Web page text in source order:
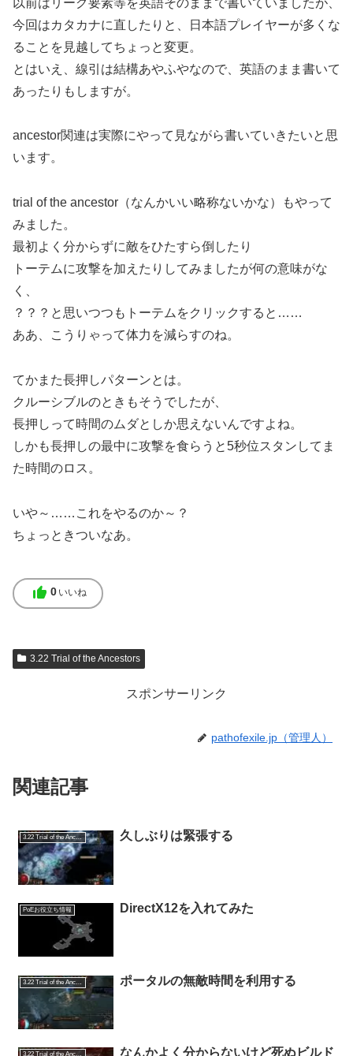
今回はカタカナに直したりと、日本語プレイヤーが多くな
ることを見越してちょっと変更。
とはいえ、線引は結構あやふやなので、英語のまま書いて
あったりもしますが。
ancestor関連は実際にやって見ながら書いていきたいと思
います。
trial of the ancestor（なんかいい略称ないかな）もやって
みました。
最初よく分からずに敵をひたすら倒したり
トーテムに攻撃を加えたりしてみましたが何の意味がな
く、
？？？と思いつつもトーテムをクリックすると……
ああ、こうりゃって体力を減らすのね。
てかまた長押しパターンとは。
クルーシブルのときもそうでしたが、
長押しって時間のムダとしか思えないんですよね。
しかも長押しの最中に攻撃を食らうと5秒位スタンしてま
た時間のロス。
いや～……これをやるのか～？
ちょっときついなあ。
thumb_up 0 いいね
3.22 Trial of the Ancestors
スポンサーリンク
pathofexile.jp（管理人）
関連記事
3.22 Trial of the Ancestors 久しぶりは緊張する
PoEお役立ち情報 DirectX12を入れてみた
3.22 Trial of the Ancestors ポータルの無敵時間を利用する
3.22 Trial of the Ancestors なんかよく分からないけど死ぬビルド